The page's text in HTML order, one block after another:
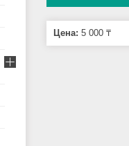
Цена: 5 000 ₸